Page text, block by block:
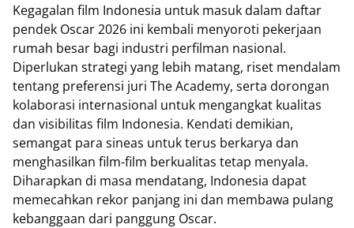
Kegagalan film Indonesia untuk masuk dalam daftar
pendek Oscar 2026 ini kembali menyoroti pekerjaan
rumah besar bagi industri perfilman nasional.
Diperlukan strategi yang lebih matang, riset mendalam
tentang preferensi juri The Academy, serta dorongan
kolaborasi internasional untuk mengangkat kualitas
dan visibilitas film Indonesia. Kendati demikian,
semangat para sineas untuk terus berkarya dan
menghasilkan film-film berkualitas tetap menyala.
Diharapkan di masa mendatang, Indonesia dapat
memecahkan rekor panjang ini dan membawa pulang
kebanggaan dari panggung Oscar.